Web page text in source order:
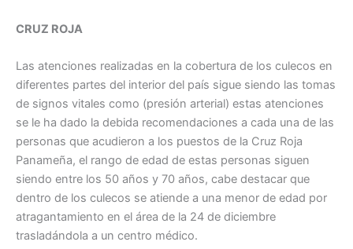
CRUZ ROJA
Las atenciones realizadas en la cobertura de los culecos en
diferentes partes del interior del país sigue siendo las tomas
de signos vitales como (presión arterial) estas atenciones
se le ha dado la debida recomendaciones a cada una de las
personas que acudieron a los puestos de la Cruz Roja
Panameña, el rango de edad de estas personas siguen
siendo entre los 50 años y 70 años, cabe destacar que
dentro de los culecos se atiende a una menor de edad por
atragantamiento en el área de la 24 de diciembre
trasladándola a un centro médico.